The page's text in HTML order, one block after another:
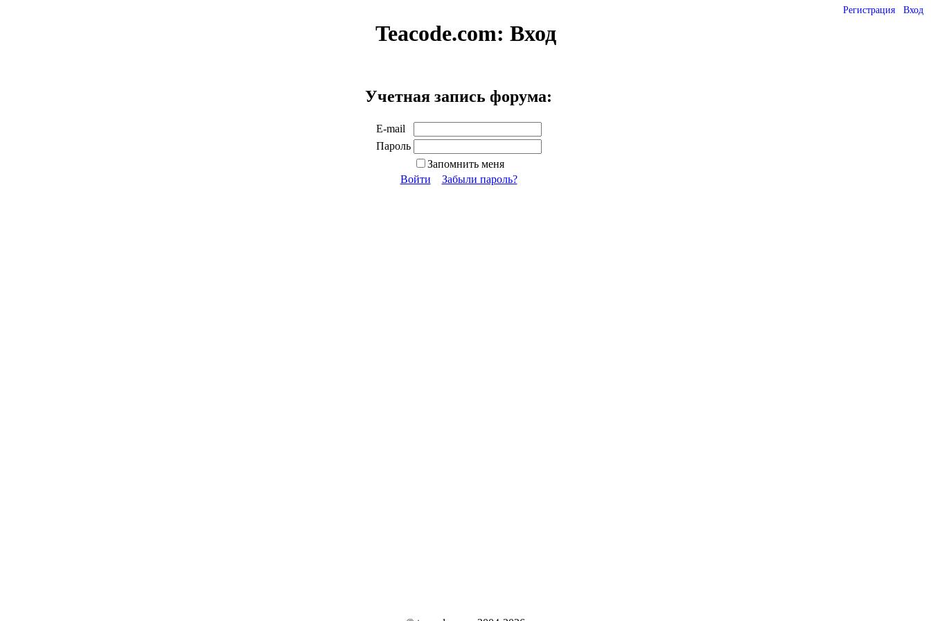
Регистрация Вход
Teacode.com: Вход
Учетная запись форума:
E-mail
Пароль
Запомнить меня
Войти
Забыли пароль?